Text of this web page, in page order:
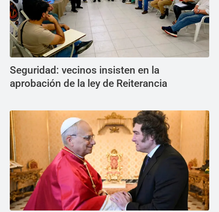
Seguridad: vecinos insisten en la
aprobación de la ley de Reiterancia